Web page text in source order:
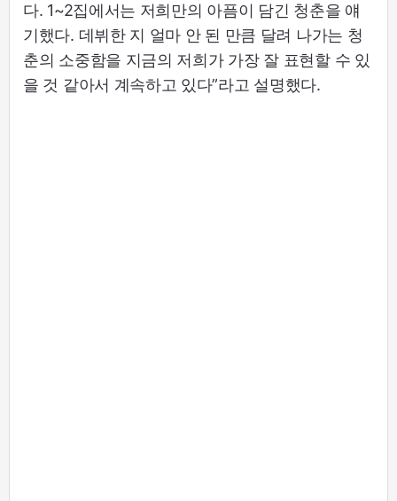
다. 1~2집에서는 저희만의 아픔이 담긴 청춘을 얘
기했다. 데뷔한 지 얼마 안 된 만큼 달려 나가는 청
춘의 소중함을 지금의 저희가 가장 잘 표현할 수 있
을 것 같아서 계속하고 있다”라고 설명했다.